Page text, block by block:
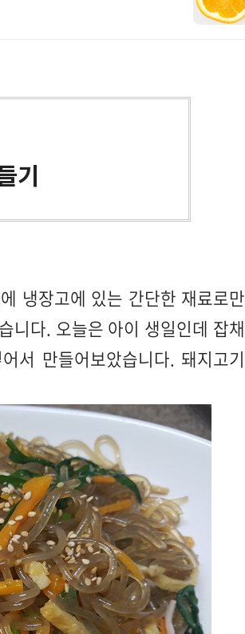
기
냉장고에 있는 간단한 재료로만
니다. 오늘은 아이 생일인데 잡채
서 만들어보았습니다. 돼지고기